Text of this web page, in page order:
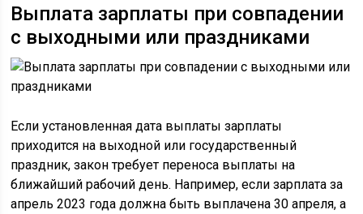
Выплата зарплаты при совпадении
с выходными или праздниками
Если установленная дата выплаты зарплаты
приходится на выходной или государственный
праздник, закон требует переноса выплаты на
ближайший рабочий день. Например, если зарплата за
апрель 2023 года должна быть выплачена 30 апреля, а